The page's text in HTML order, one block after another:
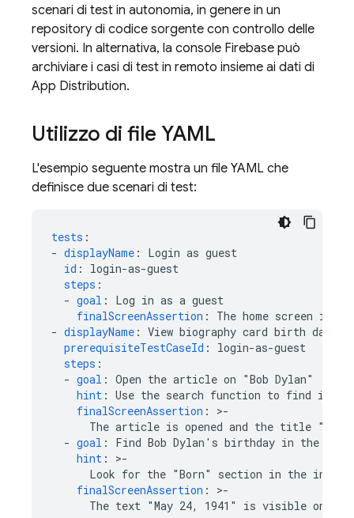
scenari di test in autonomia, in genere in un
repository di codice sorgente con controllo delle
versioni. In alternativa, la console Firebase può
archiviare i casi di test in remoto insieme ai dati di
App Distribution.
Utilizzo di file YAML
L'esempio seguente mostra un file YAML che
definisce due scenari di test:
tests :
- displayName :
Login as guest
id :
login-as-guest
steps :
- goal :
Log in as a guest
finalScreenAssertion :
The home screen is
- displayName : View biography card birth date
prerequisiteTestCaseId :
login-as-guest
steps :
- goal : Open the article on "Bob Dylan"
hint : Use the search function to find it
finalScreenAssertion : >-
The article is opened and the title
- goal :
Find Bob Dylan's birthday in the
hint : >-
Look for the "Born" section in the
finalScreenAssertion : >-
The text "May 24, 1941" is visible on the